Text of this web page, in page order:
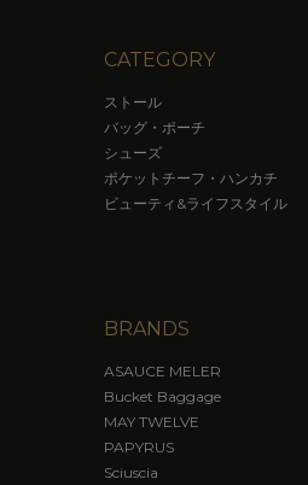
CATEGORY
ストール
バッグ・ポーチ
シューズ
ポケットチーフ・ハンカチ
ビューティ&ライフスタイル
BRANDS
ASAUCE MELER
Bucket Baggage
MAY TWELVE
PAPYRUS
Sciuscia